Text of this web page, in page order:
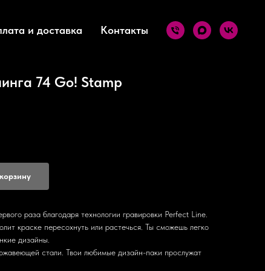
и доставка Контакты
74 Go! Stamp
раза благодаря технологии гравировки Perfect Line.
краске пересохнуть или растечься. Ты сможешь легко
дизайны.
стали. Твои любимые дизайн-паки прослужат